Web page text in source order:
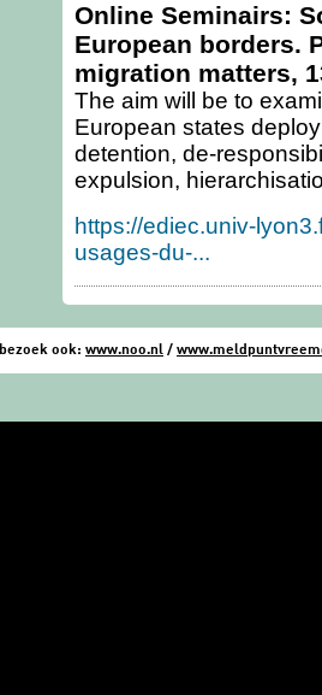
Online Seminairs:
European borders.
migration matters,
The aim will be to
European states
detention, de-
expulsion,
https://ediec.univ-
usages-du-...
bezoek ook: www.noo.nl /